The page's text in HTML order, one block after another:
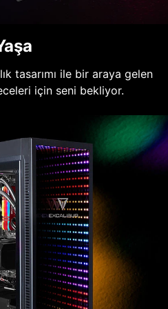
tasarımı ile bir araya gelen
için seni bekliyor.